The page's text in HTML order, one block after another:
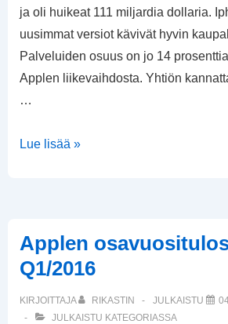
ja oli huikeat 111 miljardia dollaria.
uusimmat versiot kävivät hyvin
Palveluiden osuus on jo 14 prosenttia
Applen liikevaihdosta. Yhtiön
…
Applen
Lue lisää »
Applen
Q1/2016
KIRJOITTAJA RIKASTIN JULKAISTU
JULKAISTU KATEGORIASSA